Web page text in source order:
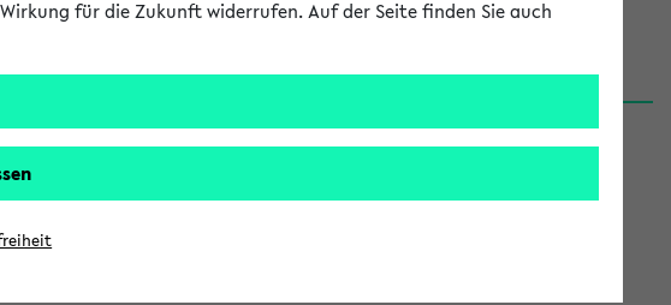
S
i
News
für die Zukunft widerrufen. Auf der Seite finden Sie auch